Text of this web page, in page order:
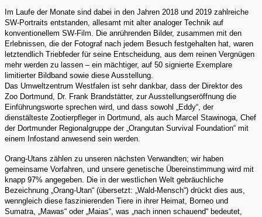
Im Laufe der Monate sind dabei in den Jahren 2018 und 2019 zahlreiche
SW-Portraits entstanden, allesamt mit alter analoger Technik auf
konventionellem SW-Film. Die anrührenden Bilder, zusammen mit den
Erlebnissen, die der Fotograf nach jedem Besuch festgehalten hat, waren
letztendlich Triebfeder für seine Entscheidung, aus dem reinen Vergnügen
mehr werden zu lassen – ein mächtiger, auf 50 signierte Exemplare
limitierter Bildband sowie diese Ausstellung.
Das Umweltzentrum Westfalen ist sehr dankbar, dass der Direktor des
Zoo Dortmund, Dr. Frank Brandstätter, zur Ausstellungseröffnung die
Einführungsworte sprechen wird, und dass sowohl „Eddy“, der
dienstälteste Zootierpfleger in Dortmund, als auch Marcel Stawinoga, Chef
der Dortmunder Regionalgruppe der „Orangutan Survival Foundation“ mit
einem Infostand anwesend sein werden.
Orang-Utans zählen zu unseren nächsten Verwandten; wir haben
gemeinsame Vorfahren, und unsere genetische Übereinstimmung wird mit
knapp 97% angegeben. Die in der westlichen Welt gebräuchliche
Bezeichnung „Orang-Utan“ (übersetzt: „Wald-Mensch“) drückt dies aus,
wenngleich diese faszinierenden Tiere in ihrer Heimat, Borneo und
Sumatra, „Mawas“ oder „Maias“, was „nach innen schauend“ bedeutet,